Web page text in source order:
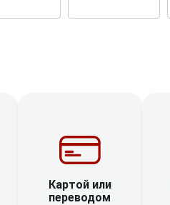
Картой или
переводом